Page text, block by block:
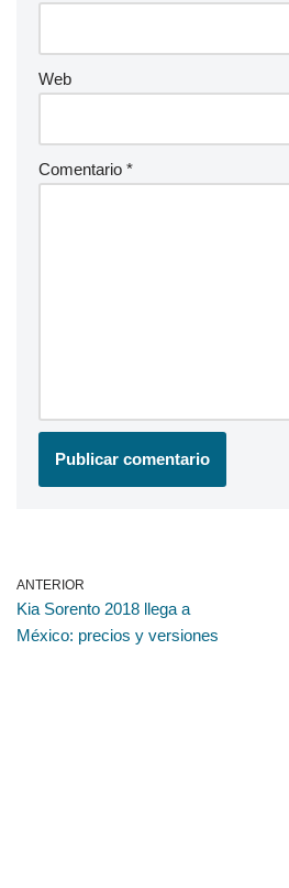
Web
Comentario *
ANTERIOR
Kia Sorento 2018 llega a
México: precios y versiones